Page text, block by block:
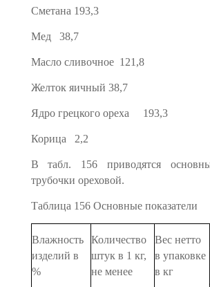
Сметана 193,3
Мед 38,7
Масло сливочное 121,8
Желток яичный 38,7
Ядро грецкого ореха 193,3
Корица 2,2
В табл. 156 приводятся
трубочки ореховой.
Таблица 156 Основные показатели
Влажность
изделий в
%
Количество
штук в 1 кг,
не менее
Вес нетто
в упаковке
в кг